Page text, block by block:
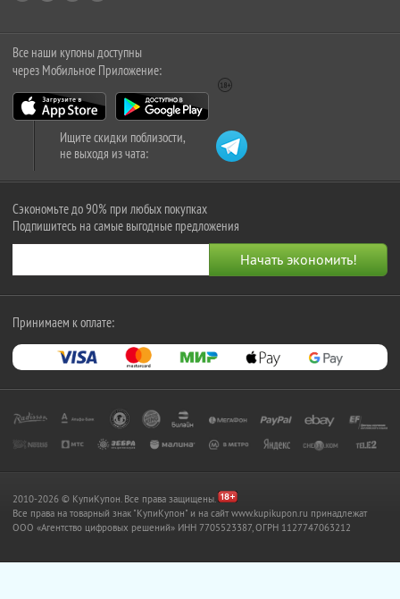
Все наши купоны доступны
через Мобильное Приложение:
Ищите скидки поблизости,
не выходя из чата:
Сэкономьте до 90% при любых покупках
Подпишитесь на самые выгодные предложения
Принимаем к оплате:
2010-2026 © КупиКупон. Все права защищены.
Все права на товарный знак "КупиКупон" и на сайт www.kupikupon.ru принадлежат
OOO «Агентство цифровых решений» ИНН 7705523387, ОГРН 1127747063212